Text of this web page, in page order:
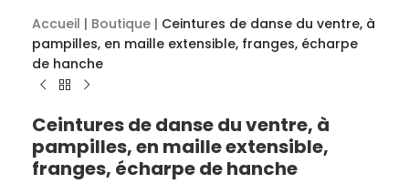
Accueil | Boutique | Ceintures de danse du ventre, à
pampilles, en maille extensible, franges, écharpe
de hanche
Ceintures de danse du ventre, à
pampilles, en maille extensible,
franges, écharpe de hanche